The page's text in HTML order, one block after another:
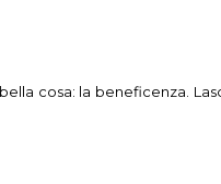
cosa: la beneficenza.